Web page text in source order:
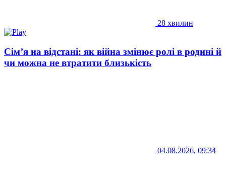
28 хвилин
Сім’я на відстані: як війна змінює ролі в родині й
чи можна не втратити близькість
04.08.2026, 09:34